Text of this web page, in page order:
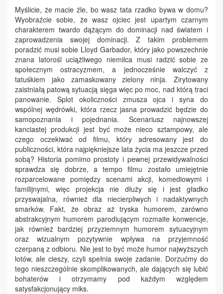
Myślicie, że macie źle, bo wasz tata rzadko bywa w domu?
Wyobraźcie sobie, że wasz ojciec jest upartym czarnym
charakterem twardo dążącym do dominacji nad światem i
zaprowadzenia swojej dominacji. Z takim problemem
poradzić musi sobie Lloyd Garbador, który jako powszechnie
znana latorośl uciążliwego niemilca musi radzić sobie ze
społecznym ostracyzmem, a jednocześnie walczyć z
tatuśkiem jako zamaskowany zielony ninja. Zirytowany
zaistniałą patową sytuacją sięga więc po moc, nad którą traci
panowanie. Splot okoliczności zmusza ojca i syna do
wspólnej wędrówki, która rzecz jasna prowadzić będzie do
samopoznania i pojednania. Scenariusz najnowszej
kanciastej produkcji jest być może nieco sztampowy, ale
czego oczekiwać od filmu, który adresowany jest do
publiczności, która najpiękniejsze lata życia ma jeszcze przed
sobą? Historia pomimo prostoty i pewnej przewidywalności
sprawdza się dobrze, a tempo filmu zostało umiejętnie
rozparcelowane pomiędzy scenami akcji, komediowymi i
familijnymi, więc projekcja nie dłuży się i jest gładko
przyswajalna, również dla niecierpliwych i nadaktywnych
smarków. Fakt, że obraz aż tryska humorem, zarówno
abstrakcyjnym humorem parodiującym rozmaite konwencje,
jak również bardziej przyziemnym humorem sytuacyjnym
oraz wizualnym pozytywnie wpływa na przyjemność
czerpaną z odbioru. Nie jest to być może humor najwyższych
lotów, ale cieszy, czyli spełnia swoje zadanie. Dorzućmy do
tego nieszczególnie skomplikowanych, ale dających się lubić
bohaterów i otrzymamy pod każdym względem
satysfakcjonujący miks.